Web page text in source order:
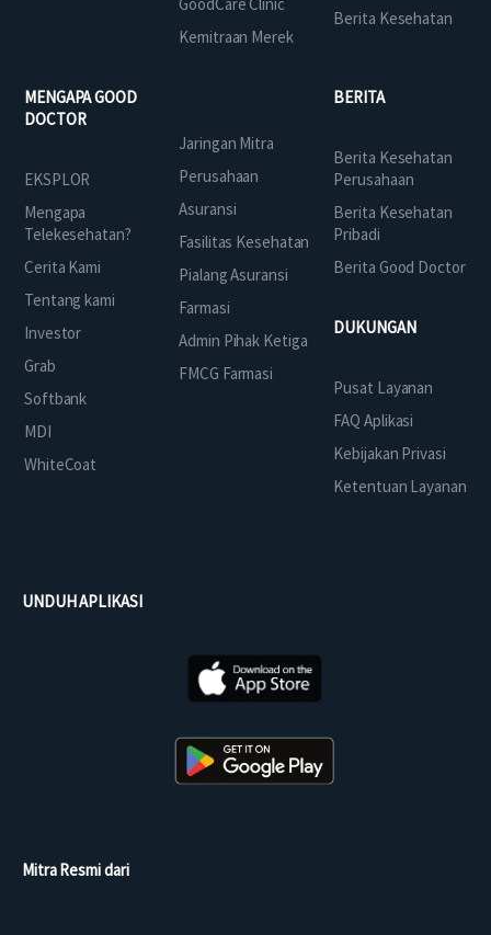
Kemitraan Merek
Berita Kesehatan
MENGAPA GOOD
DOCTOR
EKSPLOR
Mengapa
Telekesehatan?
Cerita Kami
Tentang kami
Investor
Grab
Softbank
MDI
WhiteCoat
Jaringan Mitra
Perusahaan
Asuransi
Fasilitas Kesehatan
Pialang Asuransi
Farmasi
Admin Pihak Ketiga
FMCG Farmasi
BERITA
Berita Kesehatan
Perusahaan
Berita Kesehatan
Pribadi
Berita Good Doctor
DUKUNGAN
Pusat Layanan
FAQ Aplikasi
Kebijakan Privasi
Ketentuan Layanan
UNDUH APLIKASI
Mitra Resmi dari